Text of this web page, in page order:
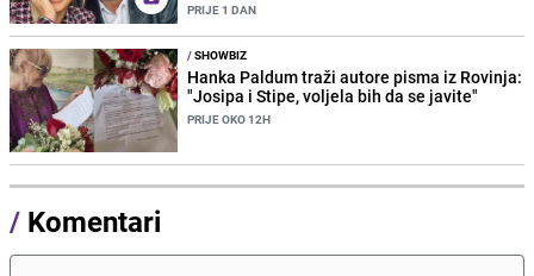
PRIJE 1 DAN
/SHOWBIZ
Hanka Paldum traži autore pisma iz Rovinja:
"Josipa i Stipe, voljela bih da se javite"
PRIJE OKO 12H
/ Komentari